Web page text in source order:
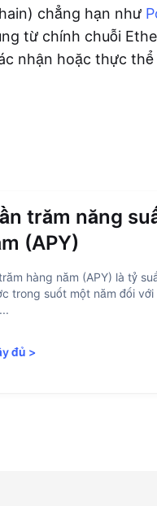
chẳng hạn như
từ chính chuỗi
nhận hoặc thực
trăm năng
(APY)
hàng năm (APY) là tỷ
trong suốt một năm đối với
đủ >